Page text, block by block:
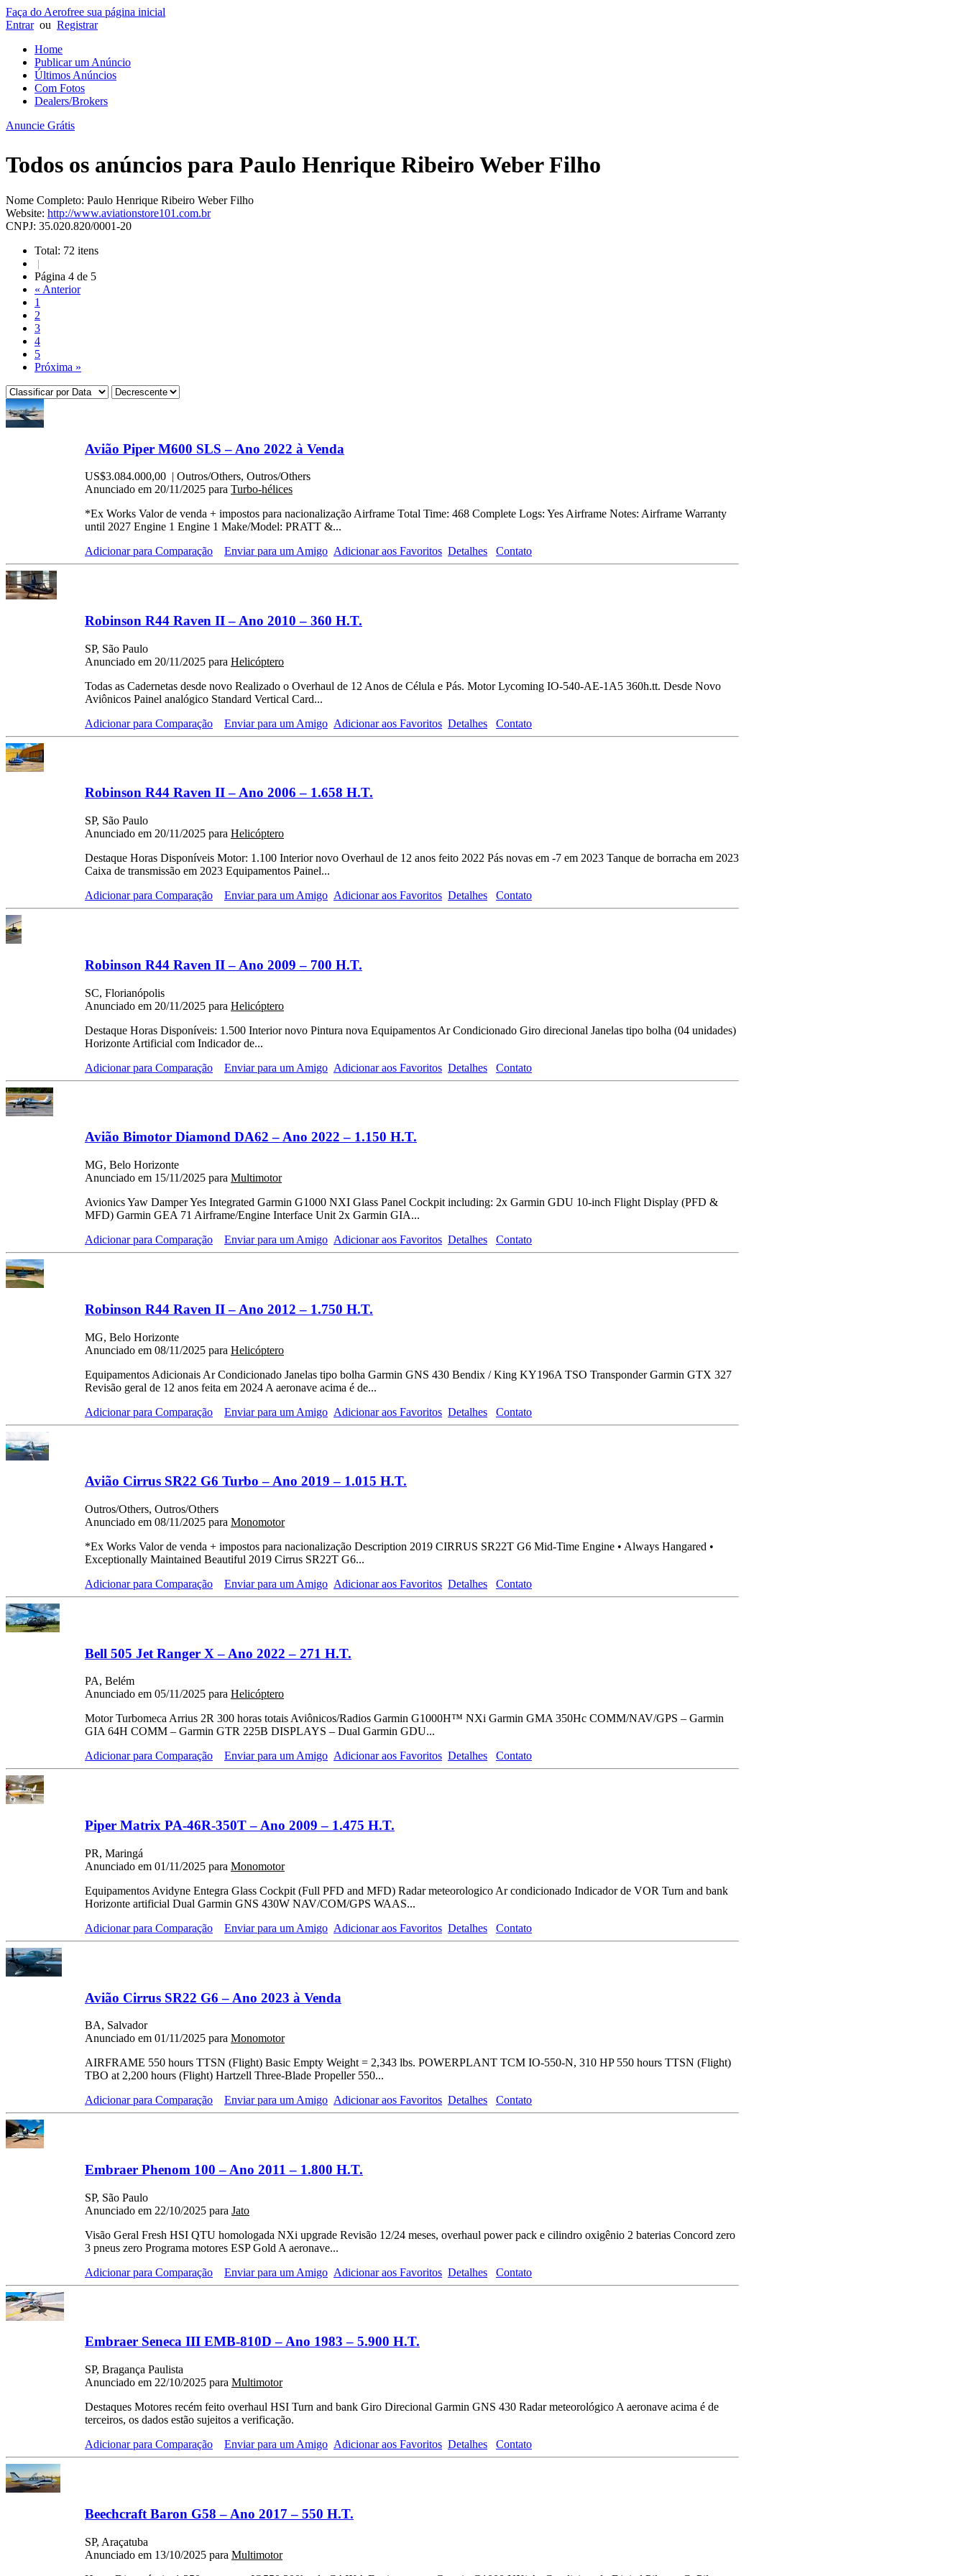
Faça do Aerofree sua página inicial
Entrarou Registrar
Home
Publicar um Anúncio
Últimos Anúncios
Com Fotos
Dealers/Brokers
Anuncie Grátis
Todos os anúncios para Paulo Henrique Ribeiro Weber Filho
Nome Completo: Paulo Henrique Ribeiro Weber Filho
Website: http://www.aviationstore101.com.br
CNPJ: 35.020.820/0001-20
Total: 72 itens
|
Página 4 de 5
« Anterior
1
2
3
4
5
Próxima »
Avião Piper M600 SLS – Ano 2022 à Venda
US$3.084.000,00 | Outros/Others, Outros/Others
Anunciado em 20/11/2025 para Turbo-hélices
*Ex Works Valor de venda + impostos para nacionalização Airframe Total Time: 468 Complete Logs: Yes Airframe Notes: Airframe Warranty
until 2027 Engine 1 Engine 1 Make/Model: PRATT &...
Adicionar para Comparação
Enviar para um Amigo Adicionar aos Favoritos Detalhes Contato
Robinson R44 Raven II – Ano 2010 – 360 H.T.
SP, São Paulo
Anunciado em 20/11/2025 para Helicóptero
Todas as Cadernetas desde novo Realizado o Overhaul de 12 Anos de Célula e Pás. Motor Lycoming IO-540-AE-1A5 360h.tt. Desde Novo
Aviônicos Painel analógico Standard Vertical Card...
Adicionar para Comparação
Enviar para um Amigo Adicionar aos Favoritos Detalhes Contato
Robinson R44 Raven II – Ano 2006 – 1.658 H.T.
SP, São Paulo
Anunciado em 20/11/2025 para Helicóptero
Destaque Horas Disponíveis Motor: 1.100 Interior novo Overhaul de 12 anos feito 2022 Pás novas em -7 em 2023 Tanque de borracha em 2023
Caixa de transmissão em 2023 Equipamentos Painel...
Adicionar para Comparação
Enviar para um Amigo Adicionar aos Favoritos Detalhes Contato
Robinson R44 Raven II – Ano 2009 – 700 H.T.
SC, Florianópolis
Anunciado em 20/11/2025 para Helicóptero
Destaque Horas Disponíveis: 1.500 Interior novo Pintura nova Equipamentos Ar Condicionado Giro direcional Janelas tipo bolha (04 unidades)
Horizonte Artificial com Indicador de...
Adicionar para Comparação
Enviar para um Amigo Adicionar aos Favoritos Detalhes Contato
Avião Bimotor Diamond DA62 – Ano 2022 – 1.150 H.T.
MG, Belo Horizonte
Anunciado em 15/11/2025 para Multimotor
Avionics Yaw Damper Yes Integrated Garmin G1000 NXI Glass Panel Cockpit including: 2x Garmin GDU 10-inch Flight Display (PFD &
MFD) Garmin GEA 71 Airframe/Engine Interface Unit 2x Garmin GIA...
Adicionar para Comparação
Enviar para um Amigo Adicionar aos Favoritos Detalhes Contato
Robinson R44 Raven II – Ano 2012 – 1.750 H.T.
MG, Belo Horizonte
Anunciado em 08/11/2025 para Helicóptero
Equipamentos Adicionais Ar Condicionado Janelas tipo bolha Garmin GNS 430 Bendix / King KY196A TSO Transponder Garmin GTX 327
Revisão geral de 12 anos feita em 2024 A aeronave acima é de...
Adicionar para Comparação
Enviar para um Amigo Adicionar aos Favoritos Detalhes Contato
Avião Cirrus SR22 G6 Turbo – Ano 2019 – 1.015 H.T.
Outros/Others, Outros/Others
Anunciado em 08/11/2025 para Monomotor
*Ex Works Valor de venda + impostos para nacionalização Description 2019 CIRRUS SR22T G6 Mid-Time Engine • Always Hangared •
Exceptionally Maintained Beautiful 2019 Cirrus SR22T G6...
Adicionar para Comparação
Enviar para um Amigo Adicionar aos Favoritos Detalhes Contato
Bell 505 Jet Ranger X – Ano 2022 – 271 H.T.
PA, Belém
Anunciado em 05/11/2025 para Helicóptero
Motor Turbomeca Arrius 2R 300 horas totais Aviônicos/Radios Garmin G1000H™️ NXi Garmin GMA 350Hc COMM/NAV/GPS – Garmin
GIA 64H COMM – Garmin GTR 225B DISPLAYS – Dual Garmin GDU...
Adicionar para Comparação
Enviar para um Amigo Adicionar aos Favoritos Detalhes Contato
Piper Matrix PA-46R-350T – Ano 2009 – 1.475 H.T.
PR, Maringá
Anunciado em 01/11/2025 para Monomotor
Equipamentos Avidyne Entegra Glass Cockpit (Full PFD and MFD) Radar meteorologico Ar condicionado Indicador de VOR Turn and bank
Horizonte artificial Dual Garmin GNS 430W NAV/COM/GPS WAAS...
Adicionar para Comparação
Enviar para um Amigo Adicionar aos Favoritos Detalhes Contato
Avião Cirrus SR22 G6 – Ano 2023 à Venda
BA, Salvador
Anunciado em 01/11/2025 para Monomotor
AIRFRAME 550 hours TTSN (Flight) Basic Empty Weight = 2,343 lbs. POWERPLANT TCM IO-550-N, 310 HP 550 hours TTSN (Flight)
TBO at 2,200 hours (Flight) Hartzell Three-Blade Propeller 550...
Adicionar para Comparação
Enviar para um Amigo Adicionar aos Favoritos Detalhes Contato
Embraer Phenom 100 – Ano 2011 – 1.800 H.T.
SP, São Paulo
Anunciado em 22/10/2025 para Jato
Visão Geral Fresh HSI QTU homologada NXi upgrade Revisão 12/24 meses, overhaul power pack e cilindro oxigênio 2 baterias Concord zero
3 pneus zero Programa motores ESP Gold A aeronave...
Adicionar para Comparação
Enviar para um Amigo Adicionar aos Favoritos Detalhes Contato
Embraer Seneca III EMB-810D – Ano 1983 – 5.900 H.T.
SP, Bragança Paulista
Anunciado em 22/10/2025 para Multimotor
Destaques Motores recém feito overhaul HSI Turn and bank Giro Direcional Garmin GNS 430 Radar meteorológico A aeronave acima é de
terceiros, os dados estão sujeitos a verificação.
Adicionar para Comparação
Enviar para um Amigo Adicionar aos Favoritos Detalhes Contato
Beechcraft Baron G58 – Ano 2017 – 550 H.T.
SP, Araçatuba
Anunciado em 13/10/2025 para Multimotor